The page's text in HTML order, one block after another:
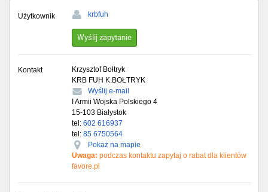
Użytkownik krbfuh
Wyślij zapytanie
Kontakt
Krzysztof Bołtryk
KRB FUH K.BOŁTRYK
Wyślij e-mail
I Armii Wojska Polskiego 4
15-103 Białystok
tel: 602 616937
tel: 85 6750564
Pokaż na mapie
Uwaga: podczas kontaktu zapytaj o rabat dla klientów
favore.pl